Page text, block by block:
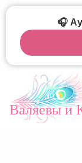
Валяевы и
🎧